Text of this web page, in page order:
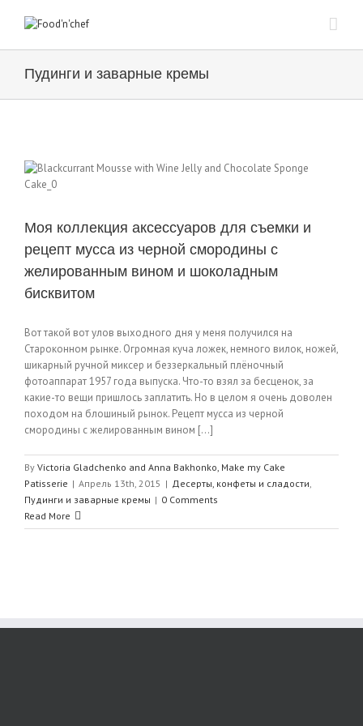
Пудинги и заварные кремы
Моя коллекция аксессуаров для съемки и
рецепт мусса из черной смородины с
желированным вином и шоколадным
бисквитом
Вот такой вот улов выходного дня у меня получился на
Староконном рынке. Огромная куча ложек, немного вилок, ножей,
шикарный ручной миксер и беззеркальный плёночный
фотоаппарат 1957 года выпуска. Что-то взял за бесценок, за
какие-то вещи пришлось заплатить. Но в целом я очень доволен
походом на блошиный рынок. Рецепт мусса из черной
смородины с желированным вином [...]
By Victoria Gladchenko and Anna Bakhonko, Make my Cake
Patisserie | Апрель 13th, 2015 | Десерты, конфеты и сладости,
Пудинги и заварные кремы | 0 Comments
Read More